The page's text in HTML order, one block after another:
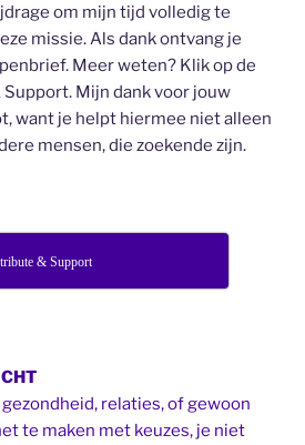
om mijn tijd volledig te
missie. Als dank ontvang je
Meer weten? Klik op de
Mijn dank voor jouw
want je helpt hiermee niet alleen
mensen, die zoekende zijn.
& Support
relaties, of gewoon
te maken met keuzes, je niet